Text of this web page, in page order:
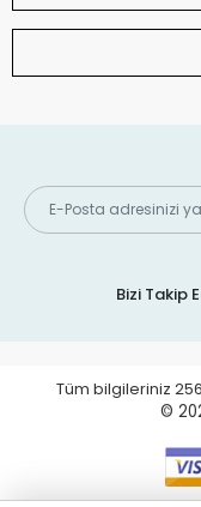
Bizi Takip
Tüm bilgileriniz
©